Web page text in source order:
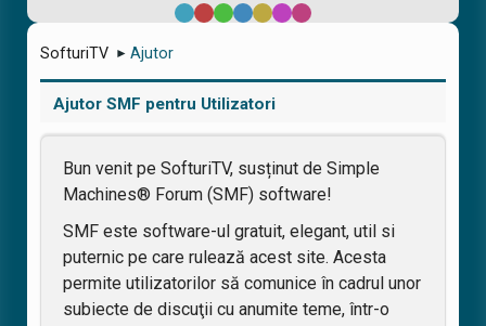
Default
RedGreen
BlueYellow
Purple
Pink
SofturiTV ► Ajutor
Ajutor SMF pentru Utilizatori
Bun venit pe SofturiTV, susținut de Simple
Machines® Forum (SMF) software!
SMF este software-ul gratuit, elegant, util si
puternic pe care rulează acest site. Acesta
permite utilizatorilor să comunice în cadrul unor
subiecte de discuţii cu anumite teme, într-o